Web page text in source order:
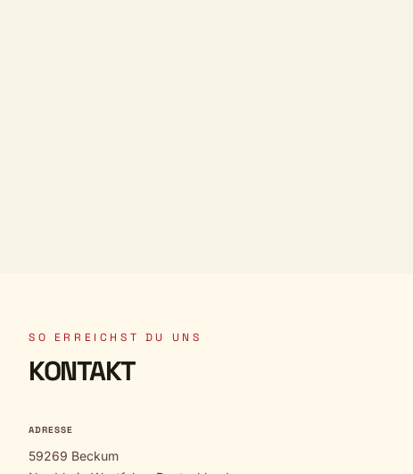
SO ERREICHST DU UNS
KONTAKT
ADRESSE
59269 Beckum